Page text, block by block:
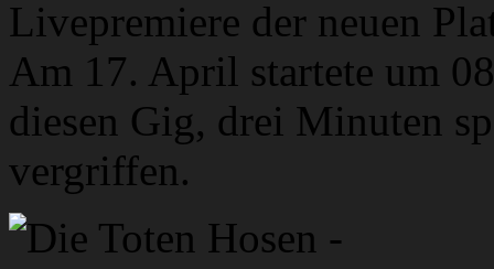
Livepremiere der neuen
Am 17. April startete um
diesen Gig, drei Minuten
vergriffen.